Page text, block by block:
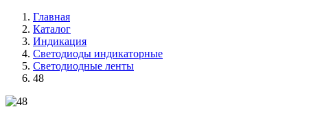
Главная
Каталог
Индикация
Светодиоды индикаторные
Светодиодные ленты
48